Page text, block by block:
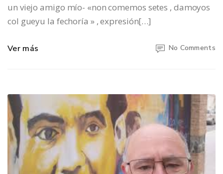
un viejo amigo mío- «non comemos setes , damoyos
col gueyu la fechoría » , expresión[…]
Ver más No Comments